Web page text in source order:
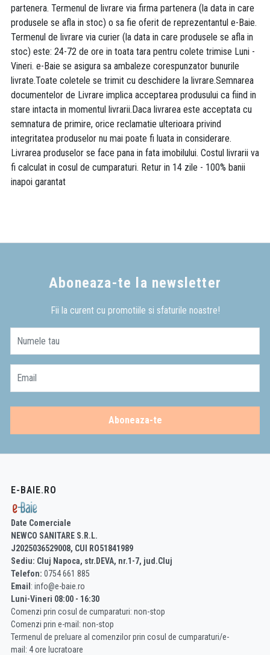
partenera. Termenul de livrare via firma partenera (la data in care
produsele se afla in stoc) o sa fie oferit de reprezentantul e-Baie.
Termenul de livrare via curier (la data in care produsele se afla in
stoc) este: 24-72 de ore in toata tara pentru colete trimise Luni -
Vineri. e-Baie se asigura sa ambaleze corespunzator bunurile
livrate.Toate coletele se trimit cu deschidere la livrare.Semnarea
documentelor de Livrare implica acceptarea produsului ca fiind in
stare intacta in momentul livrarii.Daca livrarea este acceptata cu
semnatura de primire, orice reclamatie ulterioara privind
integritatea produselor nu mai poate fi luata in considerare.
Livrarea produselor se face pana in fata imobilului. Costul livrarii va
fi calculat in cosul de cumparaturi. Retur in 14 zile - 100% banii
inapoi garantat
Aboneaza-te la newsletter
Fii la curent cu promotiile si sfaturile noastre!
Numele tau
Email
Aboneaza-te
E-BAIE.RO
Date Comerciale
NEWCO SANITARE S.R.L.
J2025036529008, CUI RO51841989
Sediu: Cluj Napoca, str.DEVA, nr.1-7, jud.Cluj
Telefon: 0754 661 885
Email : info@e-baie.ro
Luni-Vineri 08:00 - 16:30
Comenzi prin cosul de cumparaturi: non-stop
Comenzi prin e-mail: non-stop
Termenul de preluare al comenzilor prin cosul de cumparaturi/e-
mail: 4 ore lucratoare